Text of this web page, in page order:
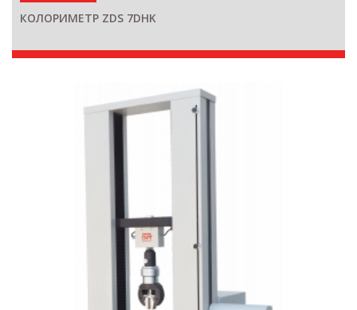
КОЛОРИМЕТР ZDS 7DHK